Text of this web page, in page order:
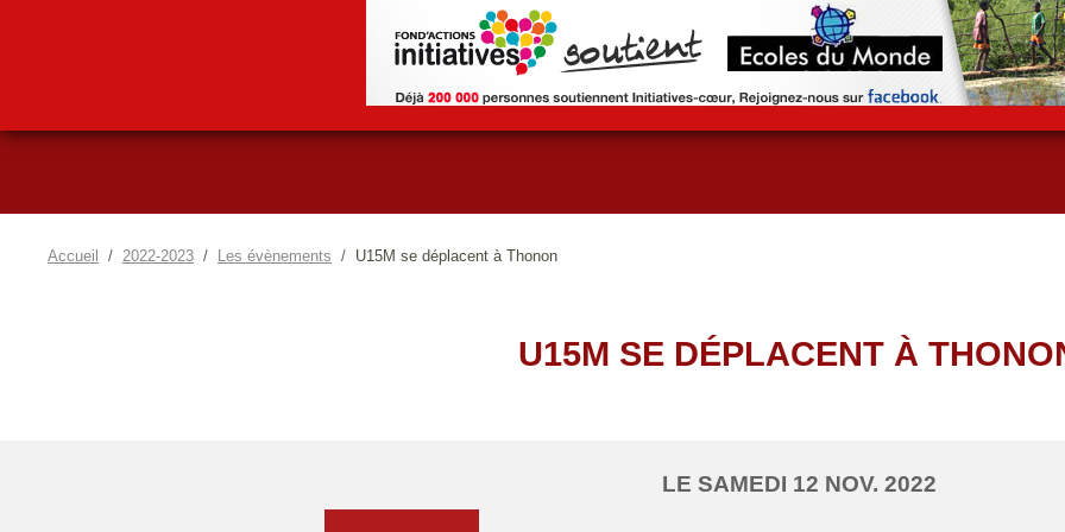
Accueil 2022-2023 Les évènements U15M se déplacent à Thonon
U15M SE DÉPLACENT À
LE SAMEDI 12 NOV. 2022